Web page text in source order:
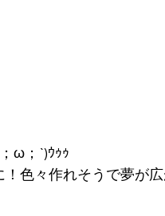
ω；`)ｳｩｩ
色々作れそうで夢が